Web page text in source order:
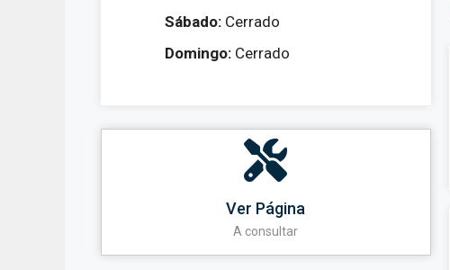
Sábado: Cerrado
Domingo: Cerrado
Ver Página
A consultar